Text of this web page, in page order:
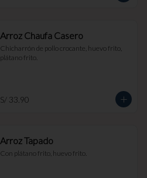
Arroz Chaufa Casero
Chicharrón de pollo crocante, huevo frito,
plátano frito.
S/ 33.90
Arroz Tapado
Con plátano frito, huevo frito.